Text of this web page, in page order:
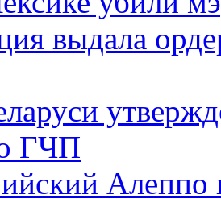
выдала
ГЧП
Алеппо